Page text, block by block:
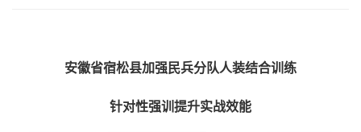
安徽省宿松县加强民兵分队人装结合训练
针对性强训提升实战效能